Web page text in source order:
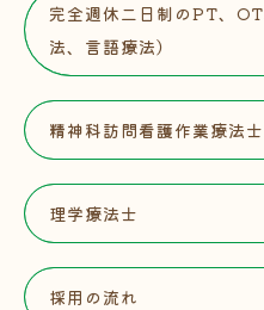
完全週休二日制のPT、
法、言語療法）
精神科訪問看護作業療法士
理学療法士
採用の流れ